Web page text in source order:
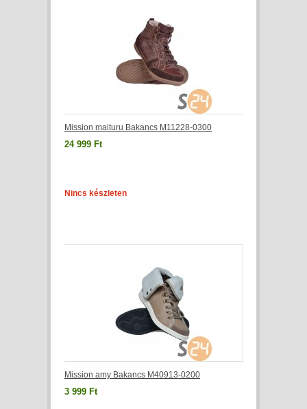
Mission maituru Bakancs M11228-0300
24 999 Ft
Nincs készleten
Mission amy Bakancs M40913-0200
3 999 Ft